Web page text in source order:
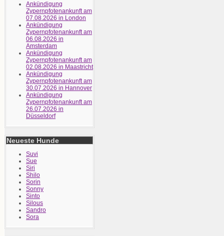
Ankündigung
Zypernpfotenankunft am
07.08.2026 in London
Ankündigung
Zypernpfotenankunft am
06.08.2026 in
Amsterdam
Ankündigung
Zypernpfotenankunft am
02.08.2026 in Maastricht
Ankündigung
Zypernpfotenankunft am
30.07.2026 in Hannover
Ankündigung
Zypernpfotenankunft am
26.07.2026 in
Düsseldorf
Neueste Hunde
Suvi
Sue
Siri
Shilo
Sorin
Sonny
Sinto
Silous
Sandro
Sora